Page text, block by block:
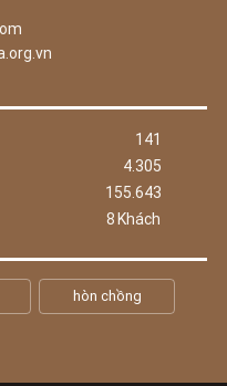
141
4.305
155.643
Khách
8
hòn chồng